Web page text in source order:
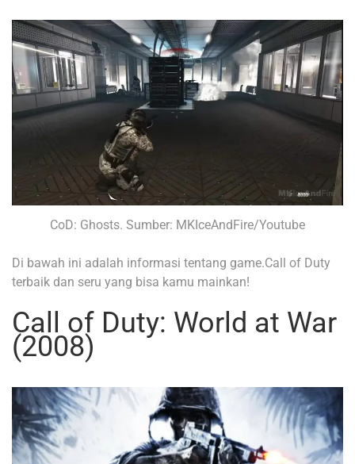
CoD: Ghosts. Sumber: MKIceAndFire/Youtube
Di bawah ini adalah informasi tentang game.Call of Duty
terbaik dan seru yang bisa kamu mainkan!
Call of Duty: World at War
(2008)